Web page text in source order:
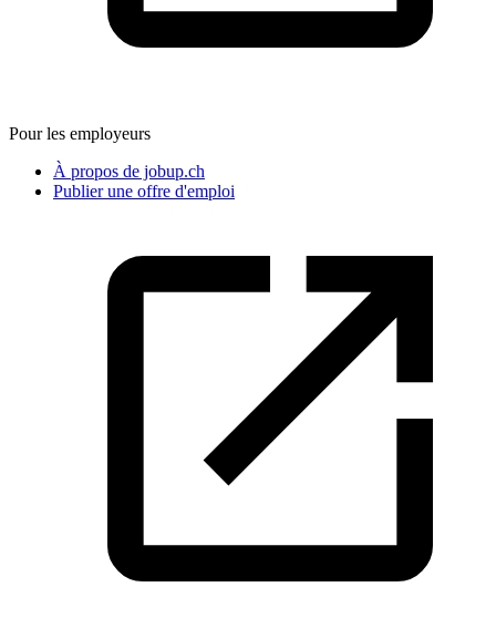
Pour les employeurs
À propos de jobup.ch
Publier une offre d'emploi